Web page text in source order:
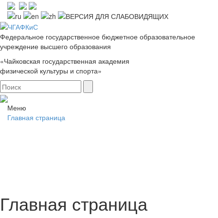
Федеральное государственное бюджетное образовательное
учреждение высшего образования
«Чайковская государственная академия
физической культуры и спорта»
Меню
Главная страница
Главная страница